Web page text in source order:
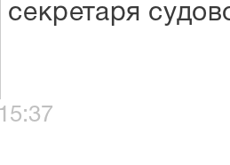
секретаря